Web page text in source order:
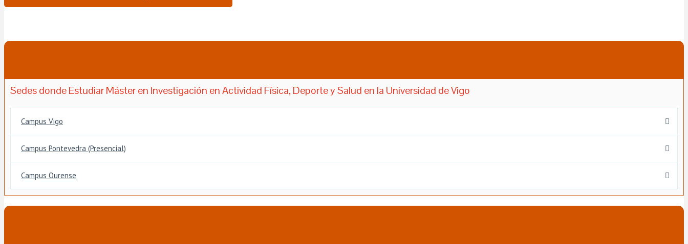
Sedes donde Estudiar Máster en Investigación en Actividad Física, Deporte y Salud en la Universidad de Vigo
Campus Vigo
Campus Pontevedra (Presencial)
Campus Ourense